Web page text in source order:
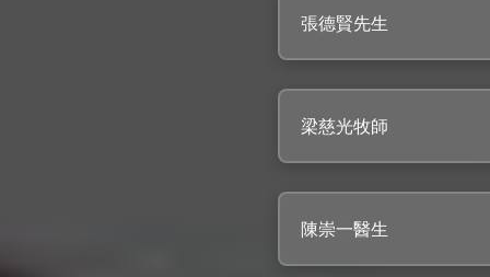
張德賢先生
梁慈光牧師
陳崇一醫生